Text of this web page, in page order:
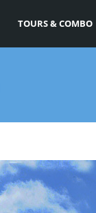
TOURS & COMBO